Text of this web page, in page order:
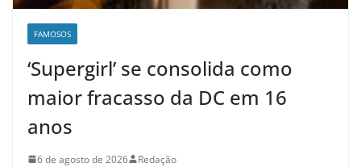
FAMOSOS
‘Supergirl’ se consolida como
maior fracasso da DC em 16
anos
6 de agosto de 2026 Redação